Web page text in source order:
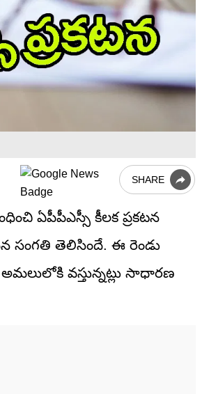
SHARE
ఏపీపీఎస్సీ కీలక ప్రకటన
సంగతి తెలిసిందే. ఈ రెండు
అమలులోకి వస్తున్నట్లు సాధారణ